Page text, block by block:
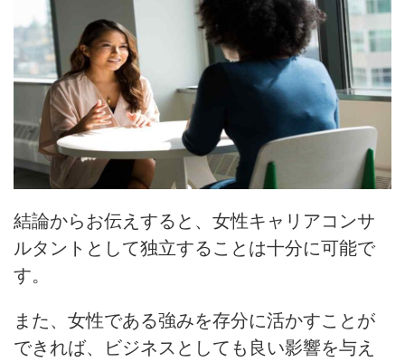
結論からお伝えすると、 女性キャリアコンサ
ルタントとして独立することは十分に可能で
す。
また、女性である強みを存分に活かすことが
できれば、ビジネスとしても良い影響を与え